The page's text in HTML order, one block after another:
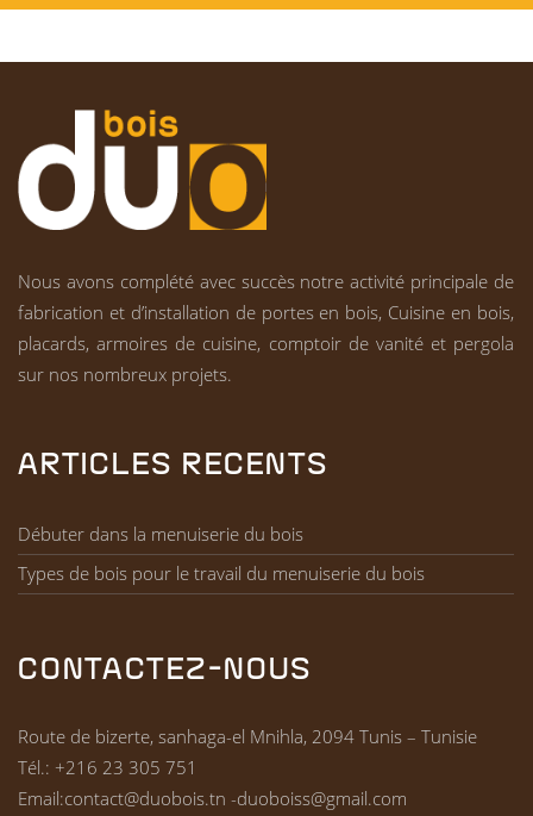
Nous avons complété avec succès notre activité principale de
fabrication et d’installation de portes en bois, Cuisine en bois,
placards, armoires de cuisine, comptoir de vanité et pergola
sur nos nombreux projets.
ARTICLES RECENTS
Débuter dans la menuiserie du bois
Types de bois pour le travail du menuiserie du bois
CONTACTEZ-NOUS
Route de bizerte, sanhaga-el Mnihla, 2094 Tunis – Tunisie
Tél.: +216 23 305 751
Email:contact@duobois.tn -duoboiss@gmail.com